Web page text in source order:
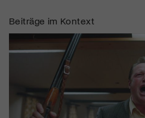
Beiträge im Kontext